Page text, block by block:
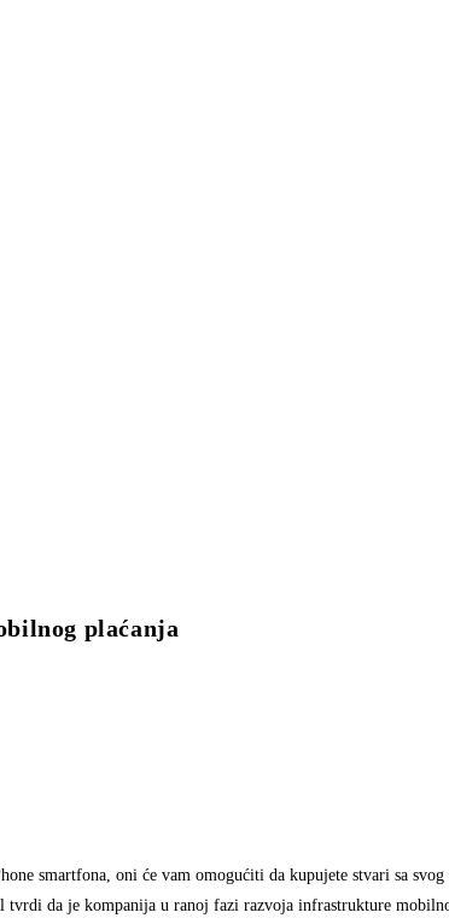
plaćanja
smartfona, oni će vam omogućiti da kupujete stvari sa
tvrdi da je kompanija u ranoj fazi razvoja infrastrukture